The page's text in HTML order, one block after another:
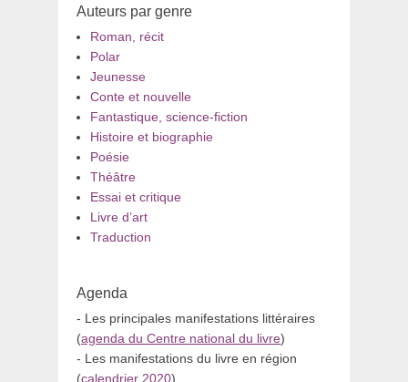
Auteurs par genre
Roman, récit
Polar
Jeunesse
Conte et nouvelle
Fantastique, science-fiction
Histoire et biographie
Poésie
Théâtre
Essai et critique
Livre d’art
Traduction
Agenda
- Les principales manifestations littéraires
(agenda du Centre national du livre)
- Les manifestations du livre en région
(calendrier 2020)